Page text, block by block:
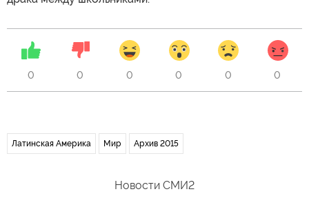
0 0 0 0 0 0
Латинская Америка Мир Архив 2015
Новости СМИ2